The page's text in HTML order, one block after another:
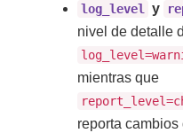
log_level y
nivel de detalle
mientras que
reporta cambios